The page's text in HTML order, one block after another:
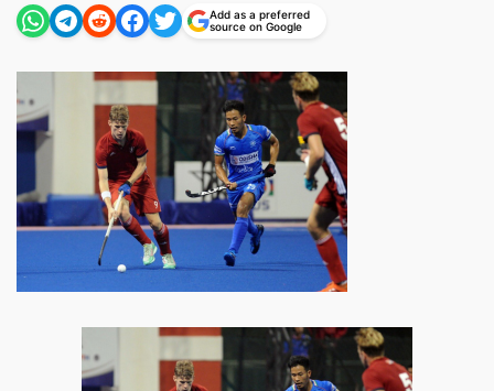
Add as a preferred
source on Google